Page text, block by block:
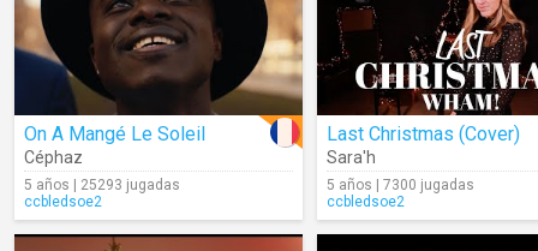
On A Mangé Le Soleil
Céphaz
5 años | 25293 jugadas
ccbledsoe2
Last Christmas (Cover)
Sara'h
5 años | 7300 jugadas
ccbledsoe2